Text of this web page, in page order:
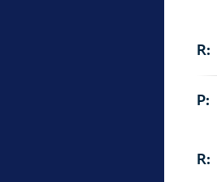
R:
P:
R: